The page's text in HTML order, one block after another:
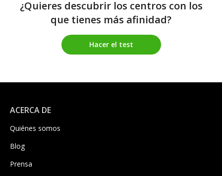
¿Quieres descubrir los centros con los
que tienes más afinidad?
Hacer el test
ACERCA DE
Quiénes somos
Blog
Prensa